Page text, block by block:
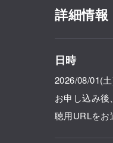
詳細情報
日時
2026/08/01(
お申し込み
聴用URLをお